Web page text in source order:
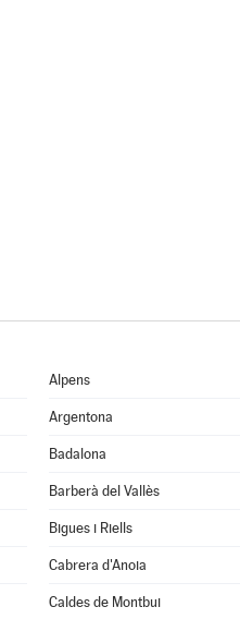
Alpens
Argentona
Badalona
Barberà del Vallès
Bigues i Riells
Cabrera d'Anoia
Caldes de Montbui